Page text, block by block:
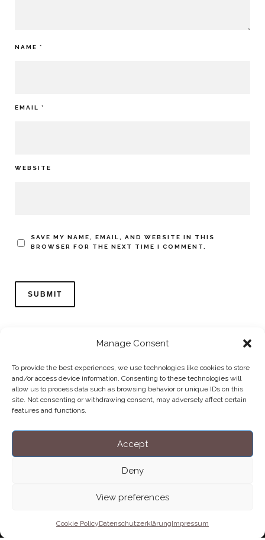
Manage Consent
To provide the best experiences, we use technologies like cookies to store
and/or access device information. Consenting to these technologies will
allow us to process data such as browsing behavior or unique IDs on this
site. Not consenting or withdrawing consent, may adversely affect certain
features and functions.
Accept
Deny
View preferences
Cookie PolicyDatenschutzerklärungImpressum
NAME *
EMAIL *
WEBSITE
SAVE MY NAME, EMAIL, AND WEBSITE IN THIS
BROWSER FOR THE NEXT TIME I COMMENT.
Home
Datenschutzerklärung
Impressum
Cookie Policy (EU)